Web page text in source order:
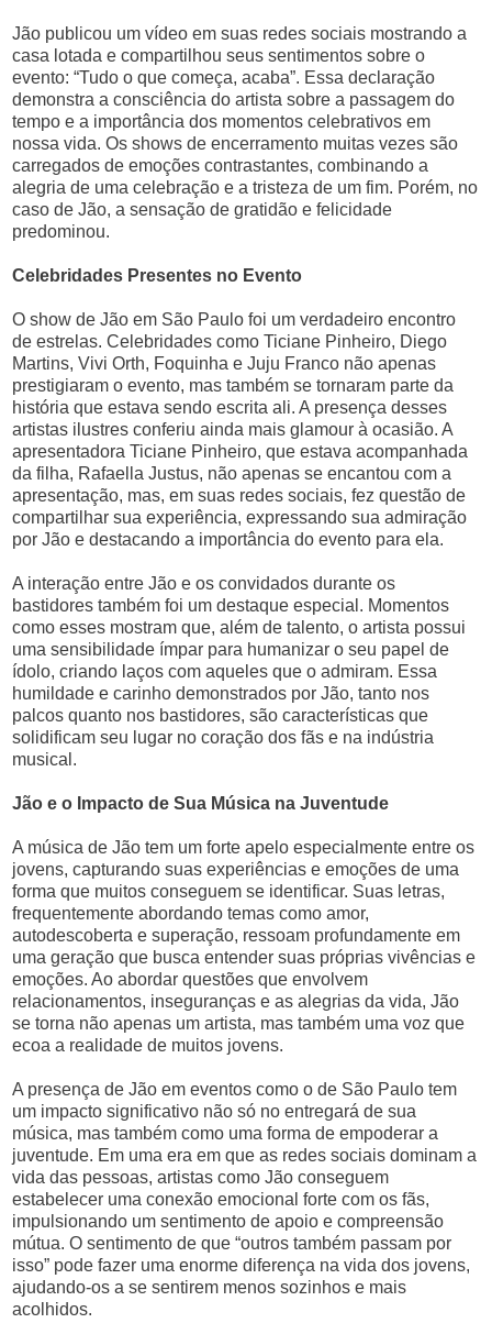
Jão publicou um vídeo em suas redes sociais mostrando a
casa lotada e compartilhou seus sentimentos sobre o
evento: “Tudo o que começa, acaba”. Essa declaração
demonstra a consciência do artista sobre a passagem do
tempo e a importância dos momentos celebrativos em
nossa vida. Os shows de encerramento muitas vezes são
carregados de emoções contrastantes, combinando a
alegria de uma celebração e a tristeza de um fim. Porém, no
caso de Jão, a sensação de gratidão e felicidade
predominou.
Celebridades Presentes no Evento
O show de Jão em São Paulo foi um verdadeiro encontro
de estrelas. Celebridades como Ticiane Pinheiro, Diego
Martins, Vivi Orth, Foquinha e Juju Franco não apenas
prestigiaram o evento, mas também se tornaram parte da
história que estava sendo escrita ali. A presença desses
artistas ilustres conferiu ainda mais glamour à ocasião. A
apresentadora Ticiane Pinheiro, que estava acompanhada
da filha, Rafaella Justus, não apenas se encantou com a
apresentação, mas, em suas redes sociais, fez questão de
compartilhar sua experiência, expressando sua admiração
por Jão e destacando a importância do evento para ela.
A interação entre Jão e os convidados durante os
bastidores também foi um destaque especial. Momentos
como esses mostram que, além de talento, o artista possui
uma sensibilidade ímpar para humanizar o seu papel de
ídolo, criando laços com aqueles que o admiram. Essa
humildade e carinho demonstrados por Jão, tanto nos
palcos quanto nos bastidores, são características que
solidificam seu lugar no coração dos fãs e na indústria
musical.
Jão e o Impacto de Sua Música na Juventude
A música de Jão tem um forte apelo especialmente entre os
jovens, capturando suas experiências e emoções de uma
forma que muitos conseguem se identificar. Suas letras,
frequentemente abordando temas como amor,
autodescoberta e superação, ressoam profundamente em
uma geração que busca entender suas próprias vivências e
emoções. Ao abordar questões que envolvem
relacionamentos, inseguranças e as alegrias da vida, Jão
se torna não apenas um artista, mas também uma voz que
ecoa a realidade de muitos jovens.
A presença de Jão em eventos como o de São Paulo tem
um impacto significativo não só no entregará de sua
música, mas também como uma forma de empoderar a
juventude. Em uma era em que as redes sociais dominam a
vida das pessoas, artistas como Jão conseguem
estabelecer uma conexão emocional forte com os fãs,
impulsionando um sentimento de apoio e compreensão
mútua. O sentimento de que “outros também passam por
isso” pode fazer uma enorme diferença na vida dos jovens,
ajudando-os a se sentirem menos sozinhos e mais
acolhidos.